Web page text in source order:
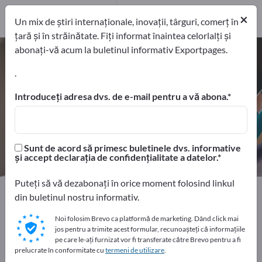
Rafturi de expunere a mărfurilor –
găsiți producători și furnizori
exportatori Producători
1
1
Home
Articole de birou
Material promoţional şi de prezentare
Afişaje pentru publicitate
Rafturi de expunere a mărfurilor
×
Un mix de știri internaționale, inovații, târguri, comerț în
țară și în străinătate. Fiți informat înaintea celorlalți și
abonați-vă acum la buletinul informativ Exportpages.
.
Introduceți adresa dvs. de e-mail pentru a vă abona.
Sunt de acord să primesc buletinele dvs. informative
și accept declarația de confidențialitate a datelor.
Puteți să vă dezabonați în orice moment folosind linkul
din buletinul nostru informativ.
Noi folosim Brevo ca platformă de marketing. Dând click mai
jos pentru a trimite acest formular, recunoașteți că informațiile
pe care le-ați furnizat vor fi transferate către Brevo pentru a fi
prelucrate în conformitate cu termeni de utilizare.